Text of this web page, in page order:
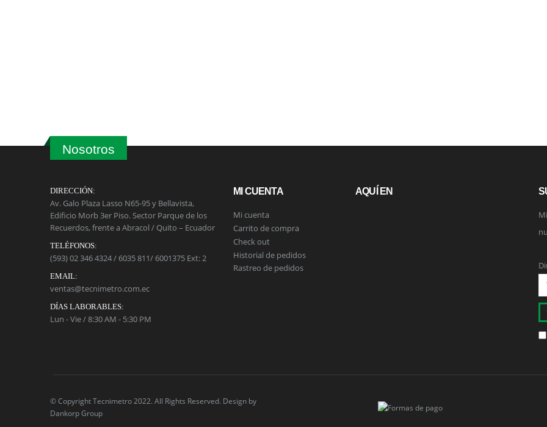
Nosotros
DIRECCIÓN:
Av. Galo Plaza Lasso N65-95 y Bellavista,
Edificio Morb 3er Piso. Sector Parque de los
Recuerdos, frente a Abracol / Quito – Ecuador
TELÉFONOS:
(593) 02 346 4324 / 6035 811/ 6001375 Ext: 2
EMAIL:
ventas@tecnimetro.com.ec
DÍAS LABORABLES:
Lun - Vie / 8:30 AM - 5:30 PM
MI CUENTA
Mi cuenta
Carrito de compra
Check out
Historial de pedidos
Rastreo de pedidos
AQUÍ EN
© Copyright Tecnimetro 2022. All Rights Reserved. Design by
Dankorp Group